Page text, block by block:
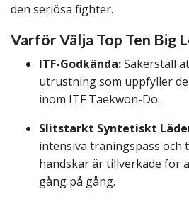
den seriösa fighter.
Varför Välja Top Ten Big
ITF-Godkända:Säkerställ
utrustning som uppfyller
inom ITF Taekwon-Do.
Slitstarkt Syntetiskt
intensiva träningspass och
handskar är tillverkade för
gång på gång.